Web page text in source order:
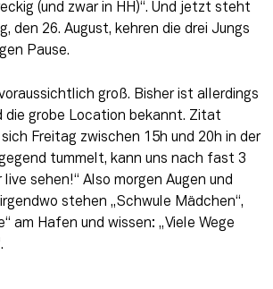
(und zwar in HH)“. Und jetzt steht
den 26. August, kehren die drei Jungs
Pause.
groß. Bisher ist allerdings
die grobe Location bekannt. Zitat
Freitag zwischen 15h und 20h in der
tummelt, kann uns nach fast 3
sehen!“ Also morgen Augen und
stehen „Schwule Mädchen“,
am Hafen und wissen: „Viele Wege